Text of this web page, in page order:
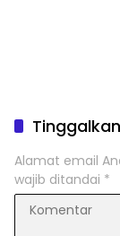
Alamat email
wajib ditandai *